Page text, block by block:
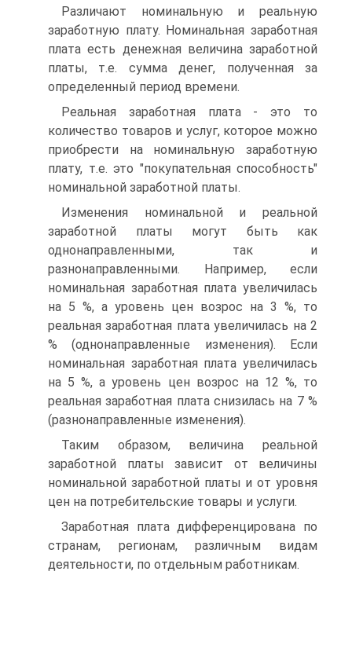
Различают номинальную и реальную
заработную плату. Номинальная заработная
плата есть денежная величина заработной
платы, т.е. сумма денег, полученная за
определенный период времени.
Реальная заработная плата - это то
количество товаров и услуг, которое можно
приобрести на номинальную заработную
плату, т.е. это "покупательная способность"
номинальной заработной платы.
Изменения номинальной и реальной
заработной платы могут быть как
однонаправленными, так и
разнонаправленными. Например, если
номинальная заработная плата увеличилась
на 5 %, а уровень цен возрос на 3 %, то
реальная заработная плата увеличилась на 2
% (однонаправленные изменения). Если
номинальная заработная плата увеличилась
на 5 %, а уровень цен возрос на 12 %, то
реальная заработная плата снизилась на 7 %
(разнонаправленные изменения).
Таким образом, величина реальной
заработной платы зависит от величины
номинальной заработной платы и от уровня
цен на потребительские товары и услуги.
Заработная плата дифференцирована по
странам, регионам, различным видам
деятельности, по отдельным работникам.